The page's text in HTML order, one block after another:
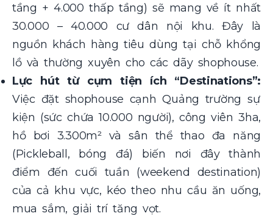
tầng + 4.000 thấp tầng) sẽ mang về ít nhất
30.000 – 40.000 cư dân nội khu. Đây là
nguồn khách hàng tiêu dùng tại chỗ khổng
lồ và thường xuyên cho các dãy shophouse.
Lực hút từ cụm tiện ích “Destinations”:
Việc đặt shophouse cạnh Quảng trường sự
kiện (sức chứa 10.000 người), công viên 3ha,
hồ bơi 3.300m² và sân thể thao đa năng
(Pickleball, bóng đá) biến nơi đây thành
điểm đến cuối tuần (weekend destination)
của cả khu vực, kéo theo nhu cầu ăn uống,
mua sắm, giải trí tăng vọt.